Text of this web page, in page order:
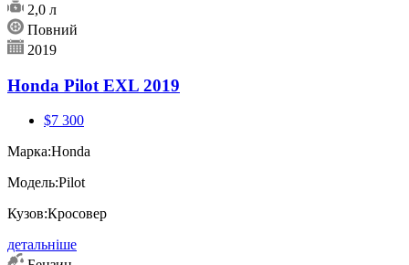
2,0 л
Повний
2019
Honda Pilot EXL 2019
$7 300
Марка:Honda
Модель:Pilot
Кузов:Кросовер
детальніше